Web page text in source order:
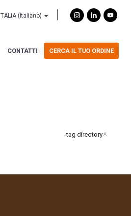
ITALIA (italiano)
CONTATTI CERCA IL TUO ORDINE
tag directory